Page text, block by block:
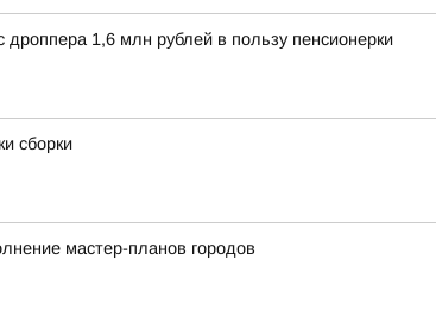
дроппера 1,6 млн рублей в пользу пенсионерки
сборки
мастер-планов городов